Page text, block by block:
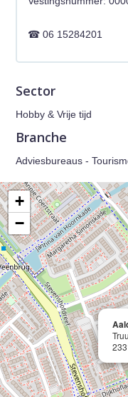
06 15284201
Sector
Hobby & Vrije tijd
Branche
Adviesbureaus -
+
−